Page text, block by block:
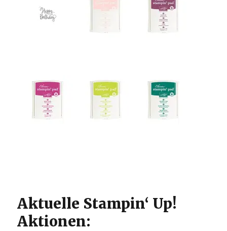
Aktuelle Stampin‘ Up!
Aktionen: